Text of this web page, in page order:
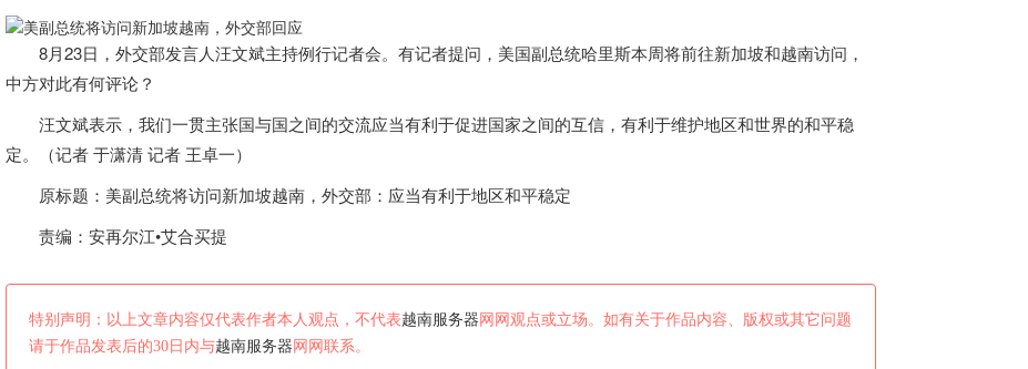
8月23日，外交部发言人汪文斌主持例行记者会。有记者提问，美国副总统哈里斯本周将前往新加坡和越南访问，
中方对此有何评论？
汪文斌表示，我们一贯主张国与国之间的交流应当有利于促进国家之间的互信，有利于维护地区和世界的和平稳
定。（记者 于潇清 记者 王卓一）
原标题：美副总统将访问新加坡越南 ，外交部：应当有利于地区和平稳定
责编：安再尔江•艾合买提
特别声明：以上文章内容仅代表作者本人观点，不代表越南服务器 网网观点或立场。如有关于作品内容、版权或其它问题
请于作品发表后的30日内与越南服务器 网网联系。